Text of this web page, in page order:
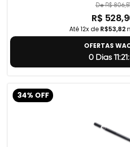
De R$
R$
Até 12x de R$53,82
OFERTAS
0 Dias
34% OFF